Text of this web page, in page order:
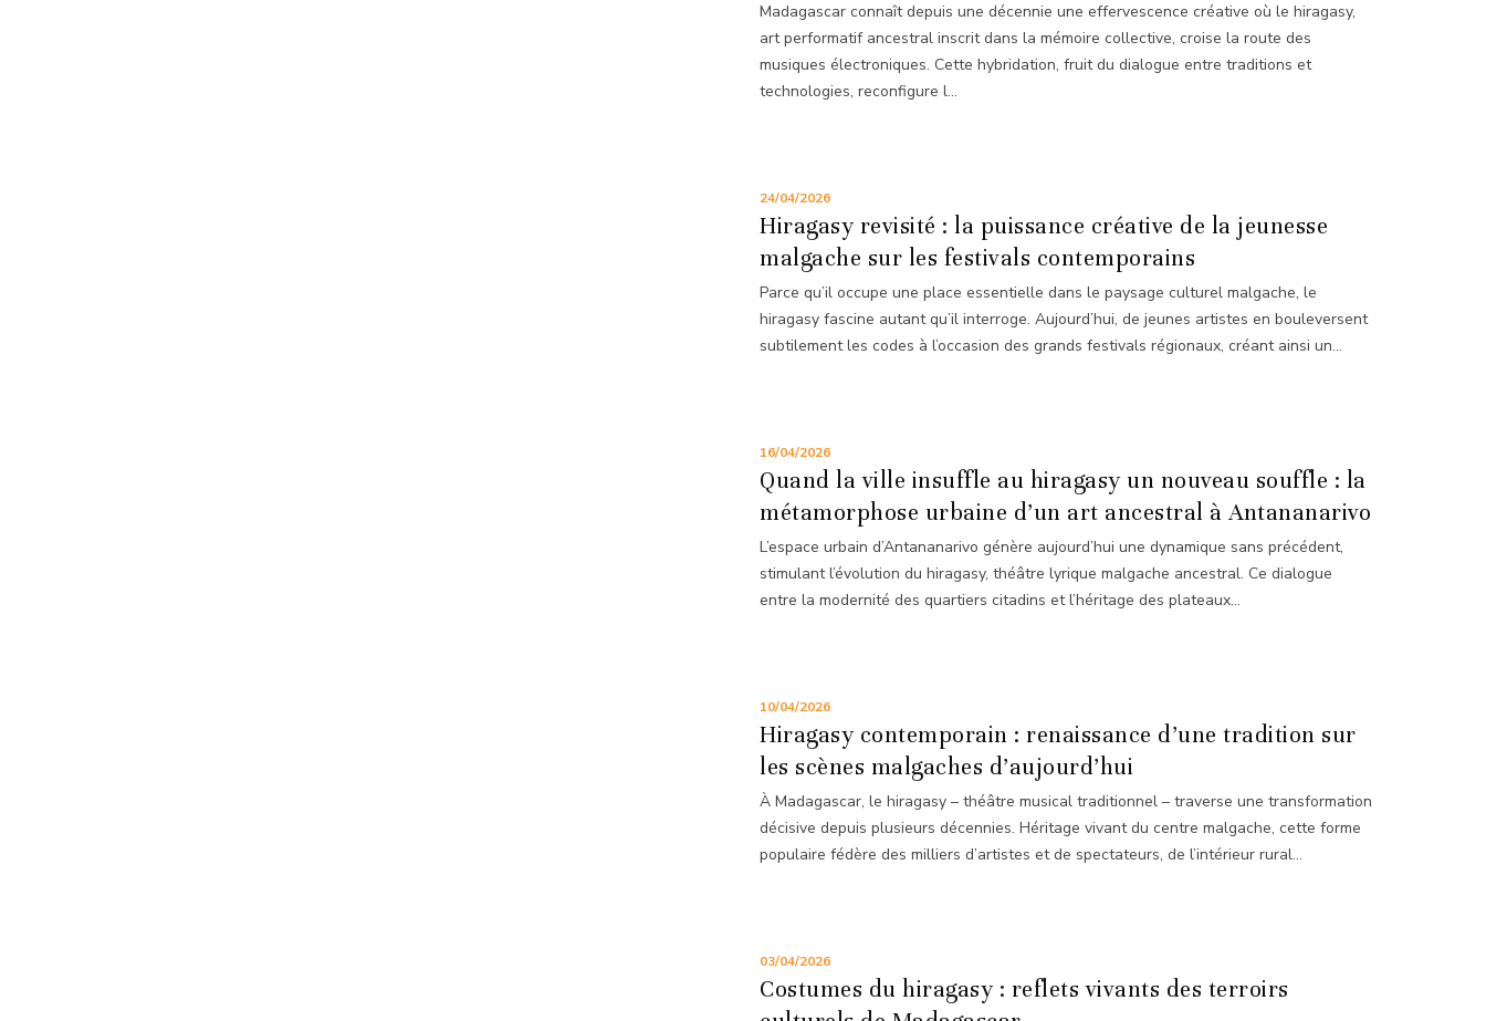
Madagascar connaît depuis une décennie une effervescence créative où le hiragasy,
art performatif ancestral inscrit dans la mémoire collective, croise la route des
musiques électroniques. Cette hybridation, fruit du dialogue entre traditions et
technologies, reconfigure l...
24/04/2026
Hiragasy revisité : la puissance créative de la jeunesse
malgache sur les festivals contemporains
Parce qu’il occupe une place essentielle dans le paysage culturel malgache, le
hiragasy fascine autant qu’il interroge. Aujourd’hui, de jeunes artistes en bouleversent
subtilement les codes à l’occasion des grands festivals régionaux, créant ainsi un...
16/04/2026
Quand la ville insuffle au hiragasy un nouveau souffle : la
métamorphose urbaine d’un art ancestral à Antananarivo
L’espace urbain d’Antananarivo génère aujourd’hui une dynamique sans précédent,
stimulant l’évolution du hiragasy, théâtre lyrique malgache ancestral. Ce dialogue
entre la modernité des quartiers citadins et l’héritage des plateaux...
10/04/2026
Hiragasy contemporain : renaissance d’une tradition sur
les scènes malgaches d’aujourd’hui
À Madagascar, le hiragasy – théâtre musical traditionnel – traverse une transformation
décisive depuis plusieurs décennies. Héritage vivant du centre malgache, cette forme
populaire fédère des milliers d’artistes et de spectateurs, de l’intérieur rural...
03/04/2026
Costumes du hiragasy : reflets vivants des terroirs